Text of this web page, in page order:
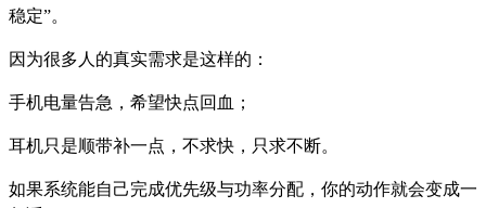
稳定”。
因为很多人的真实需求是这样的：
手机电量告急，希望快点回血；
耳机只是顺带补一点，不求快，只求不断。
如果系统能自己完成优先级与功率分配，你的动作就会变成一